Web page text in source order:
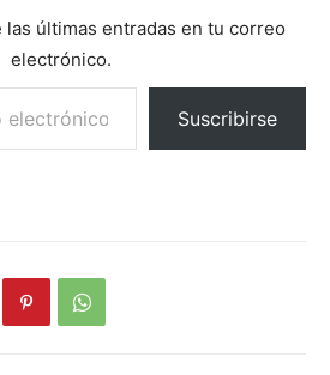
últimas entradas en tu correo
electrónico.
Suscribirse